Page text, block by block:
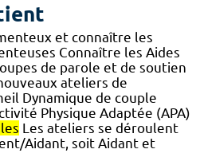
et connaître les
Connaître les Aides
de parole et de soutien
ateliers de
Dynamique de couple
Physique Adaptée (APA)
Les ateliers se déroulent
Aidant, soit Aidant et